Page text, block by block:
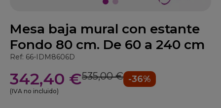
Mesa baja mural con estante
Fondo 80 cm. De 60 a 240 cm
Ref: 66-IDM8606D
342,40 €535,00 € -36%
(IVA no incluido)